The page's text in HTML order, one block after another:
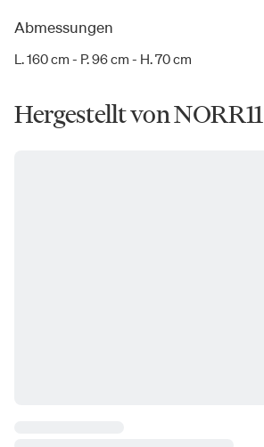
Abmessungen
L. 160 cm - P. 96 cm - H. 70 cm
Hergestellt von NORR11